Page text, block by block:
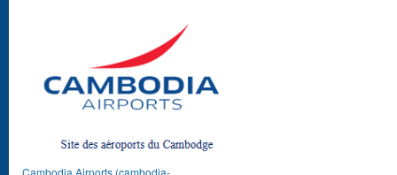
Cambodia Airports (cambodia-